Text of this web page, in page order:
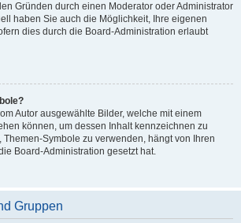
Gründen durch einen Moderator oder Administrator
haben Sie auch die Möglichkeit, Ihre eigenen
dies durch die Board-Administration erlaubt
Autor ausgewählte Bilder, welche mit einem
können, um dessen Inhalt kennzeichnen zu
Themen-Symbole zu verwenden, hängt von Ihren
Board-Administration gesetzt hat.
Gruppen